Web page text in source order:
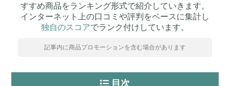
すすめ商品をランキング形式で紹介していきます。
インターネット上の口コミや評判をベースに集計し
独自のスコアでランク付けしています。
記事内に商品プロモーションを含む場合があります
目次